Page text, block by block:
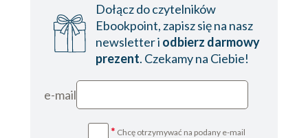
Dołącz do czytelników
Ebookpoint, zapisz się na nasz
newsletter i odbierz darmowy
prezent. Czekamy na Ciebie!
e-mail
* Chcę otrzymywać na podany e-mail